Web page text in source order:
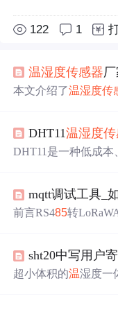
122 1
温湿度传感器
本文介绍了温湿度传
勤 电子则专注物联网
化和应用细分化的趋
DHT11温湿度
DHT11是一种低成
接。DHT11的测量范
度为温度±2℃，湿度
mqtt调试工具_
前言RS485转
据 采集器安装的位置
远程下发指令就显得
sht20中写用户
超小体积的温湿度一